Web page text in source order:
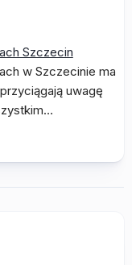
Szczecin
w Szczecinie ma
uwagę